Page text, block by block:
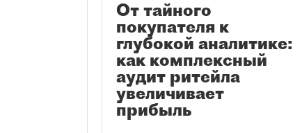
От тайного
покупателя к
глубокой аналитике:
как комплексный
аудит ритейла
увеличивает
прибыль